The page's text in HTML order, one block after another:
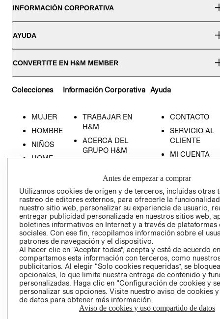
INFORMACIÓN CORPORATIVA
AYUDA
CONVERTITE EN H&M MEMBER
Colecciones
MUJER
HOMBRE
NIÑOS
HOME
Información Corporativa
TRABAJAR EN
H&M
ACERCA DEL
GRUPO H&M
SOCIAL
PRENSA
RELACIÓN CON
INVERSIONISTAS
POLÍTICA
EMPRESARIAL
Ayuda
CONTACTO
SERVICIO AL
CLIENTE
MI CUENTA
TIENDAS
- RETIRO EN
TIENDA
TÉRMINOS Y
CONDICIONES
AVISO DE
PRIVACIDAD
GIFT CARD
AVISO DE
COOKIES
Antes de empezar a comprar
Utilizamos cookies de origen y de terceros, incluidas otras
rastreo de editores externos, para ofrecerle la
nuestro sitio web, personalizar su experiencia de usuario,
entregar publicidad personalizada en nuestros sitios web,
boletines informativos en Internet y a través de plataformas
sociales. Con ese fin, recopilamos información sobre el
patrones de navegación y el dispositivo.
Al hacer clic en “Aceptar todas”, acepta y está de acuerdo
compartamos esta información con terceros, como
publicitarios. Al elegir “Solo cookies requeridas”, se
opcionales, lo que limita nuestra entrega de contenido y
personalizadas. Haga clic en “Configuración de cookies y
personalizar sus opciones. Visite nuestro aviso de cookies
de datos para obtener más información.
Aviso de cookies y uso compartido de datos